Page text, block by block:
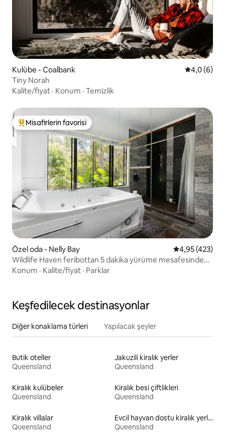
Kulübe - Coalbank 54,0 (6)
Tiny Norah
Kalite/fiyat · Konum · Temizlik
Misafirlerin favorilerinden en beğenilenler arasında
Misafirlerin favorisi
Özel oda - Nelly Bay 5 üzerinden
4,95 (423)
Wildlife Haven feribottan 5 dakika yürüme mesafesinde
*müşterek alan
Konum · Kalite/fiyat · Parklar
Keşfedilecek destinasyonlar
Diğer konaklama türleri Yapılacak şeyler
Butik oteller
Queensland
Jakuzili kiralık yerler
Queensland
Kiralık kulübeler
Queensland
Kiralık besi çiftlikleri
Queensland
Kiralık villalar
Queensland
Evcil hayvan dostu kiralık yerler
Queensland